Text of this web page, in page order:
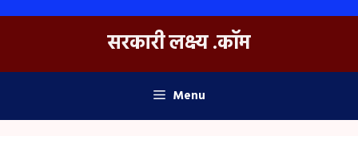
Skip
सरकारी लक्ष्य .कॉम
Menu